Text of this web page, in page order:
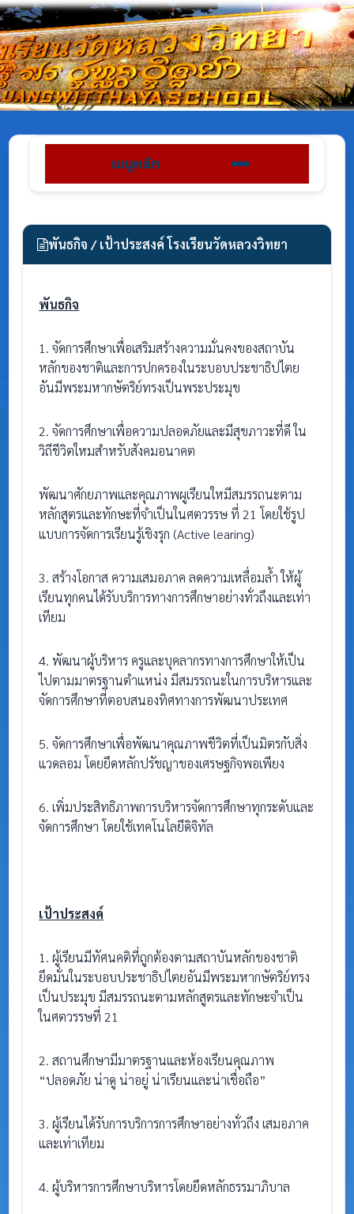
เมนูหลัก
พันธกิจ / เป้าประสงค์ โรงเรียนวัดหลวงวิทยา
พันธกิจ
1. จัดการศึกษาเพื่อเสริมสร้างความมั่นคงของสถาบัน
หลักของชาติและการปกครองในระบอบประชาธิปไตย
อันมีพระมหากษัตริย์ทรงเป็นพระประมุข
2. จัดการศึกษาเพื่อความปลอดภัยและมีสุขภาวะที่ดี ใน
วิถีชีวิตใหมสำหรับสังคมอนาคต
พัฒนาศักยภาพและคุณภาพผูเรียนใหมีสมรรถนะตาม
หลักสูตรและทักษะที่จำเป็นในศตวรรษ ที่ 21 โดยใช้รูป
แบบการจัดการเรียนรู้เชิงรุก (Active learing)
3. สร้างโอกาส ความเสมอภาค ลดความเหลื่อมล้ำ ให้ผู้
เรียนทุกคนได้รับบริการทางการศึกษาอย่างทั่วถึงและเท่า
เทียม
4. พัฒนาผู้บริหาร ครูและบุคลากรทางการศึกษาให้เป็น
ไปตามมาตรฐานตำแหน่ง มีสมรรถนะในการบริหารและ
จัดการศึกษาที่ตอบสนองทิศทางการพัฒนาประเทศ
5. จัดการศึกษาเพื่อพัฒนาคุณภาพชีวิตที่เป็นมิตรกับสิ่ง
แวดลอม โดยยึดหลักปรัชญาของเศรษฐกิจพอเพียง
6. เพิ่มประสิทธิภาพการบริหารจัดการศึกษาทุกระดับและ
จัดการศึกษา โดยใช้เทคโนโลยีดิจิทัล
เป้าประสงค์
1. ผู้เรียนมีทัศนคติที่ถูกต้องตามสถาบันหลักของชาติ
ยึดมั่นในระบอบประชาธิปไตยอันมีพระมหากษัตริย์ทรง
เป็นประมุข มีสมรรถนะตามหลักสูตรและทักษะจำเป็น
ในศตวรรษที่ 21
2. สถานศึกษามีมาตรฐานและห้องเรียนคุณภาพ
“ปลอดภัย น่าดู น่าอยู่ น่าเรียนและน่าเชื่อถือ”
3. ผู้เรียนได้รับการบริการการศึกษาอย่างทั่วถึง เสมอภาค
และเท่าเทียม
4. ผู้บริหารการศึกษาบริหารโดยยึดหลักธรรมาภิบาล